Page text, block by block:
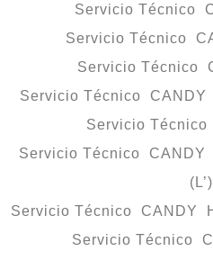
Servicio Técnico
Servicio Técnico
Servicio Técnico
Servicio Técnico CANDY
Servicio
Servicio Técnico CANDY
(L’)
Servicio Técnico CANDY
Servicio Técnico